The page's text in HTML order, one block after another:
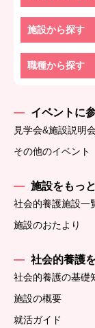
施設から探す
職種から探す
イベントに
見学会&施設説明
その他のイベント
施設をもっ
社会的養護施設一
施設のおたより
社会的養護
社会的養護の基礎
施設の概要
就活ガイド